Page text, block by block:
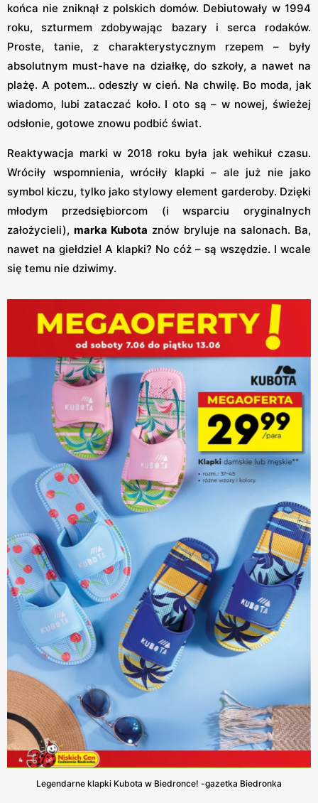
końca nie zniknął z polskich domów. Debiutowały w 1994
roku, szturmem zdobywając bazary i serca rodaków.
Proste, tanie, z charakterystycznym rzepem – były
absolutnym must-have na działkę, do szkoły, a nawet na
plażę. A potem... odeszły w cień. Na chwilę. Bo moda, jak
wiadomo, lubi zataczać koło. I oto są – w nowej, świeżej
odsłonie, gotowe znowu podbić świat.
Reaktywacja marki w 2018 roku była jak wehikuł czasu.
Wróciły wspomnienia, wróciły klapki – ale już nie jako
symbol kiczu, tylko jako stylowy element garderoby. Dzięki
młodym przedsiębiorcom (i wsparciu oryginalnych
założycieli),marka Kubota znów bryluje na salonach. Ba,
nawet na giełdzie! A klapki? No cóż – są wszędzie. I wcale
się temu nie dziwimy.
Legendarne klapki Kubota w Biedronce! -gazetka Biedronka